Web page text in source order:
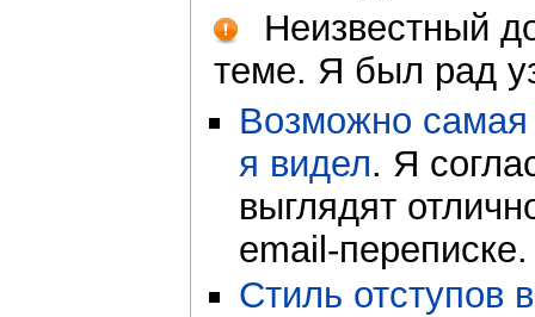
Неизвестный
теме. Я был рад
Возможно самая
я видел. Я
выглядят
email-переписке.
Стиль отступов